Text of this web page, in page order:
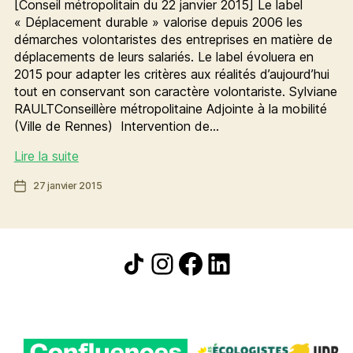
[Conseil métropolitain du 22 janvier 2015] Le label
« Déplacement durable » valorise depuis 2006 les
démarches volontaristes des entreprises en matière de
déplacements de leurs salariés. Le label évoluera en
2015 pour adapter les critères aux réalités d’aujourd’hui
tout en conservant son caractère volontariste. Sylviane
RAULTConseillère métropolitaine Adjointe à la mobilité
(Ville de Rennes) Intervention de…
Lire la suiteLabel
durable
Date27 janvier 2015
Icône de partage
Instagram
Facebook
LinkedIn